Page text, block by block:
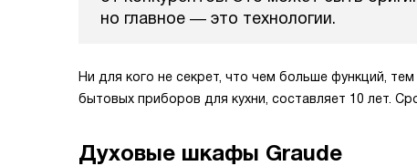
но главное ― это технологии.
Ни для кого не секрет, что чем больше функций,
бытовых приборов для кухни, составляет 10 лет.
Духовые шкафы Graude